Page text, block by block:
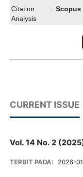
Citation
Analysis
: Scopus
CURRENT ISSUE
Vol. 14 No. 2
TERBIT PADA: 2026-